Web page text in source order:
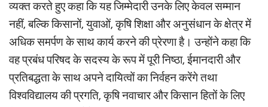
व्यक्त करते हुए कहा कि यह जिम्मेदारी उनके लिए केवल सम्मान
नहीं, बल्कि किसानों, युवाओं, कृषि शिक्षा और अनुसंधान के क्षेत्र में
अधिक समर्पण के साथ कार्य करने की प्रेरणा है। उन्होंने कहा कि
वह प्रबंध परिषद के सदस्य के रूप में पूरी निष्ठा, ईमानदारी और
प्रतिबद्धता के साथ अपने दायित्वों का निर्वहन करेंगे तथा
विश्वविद्यालय की प्रगति, कृषि नवाचार और किसान हितों के लिए